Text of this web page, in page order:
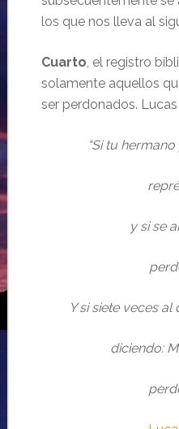
los que nos lleva al
Cuarto, el registro
solamente aquellos
ser perdonados. Lucas
“Si tu
y si se
Y si siete veces
diciendo: